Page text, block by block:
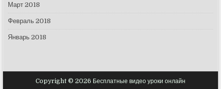
Март 2018
Февраль 2018
Январь 2018
Copyright © 2026 Бесплатные видео уроки онлайн